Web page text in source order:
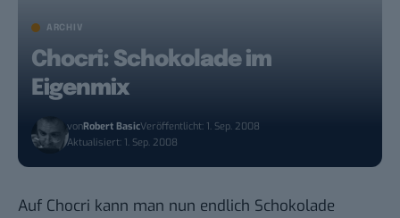
ARCHIV
Chocri: Schokolade im
Eigenmix
vonRobert BasicVeröffentlicht: 1. Sep. 2008
Aktualisiert: 1. Sep. 2008
Auf Chocri kann man nun endlich Schokolade